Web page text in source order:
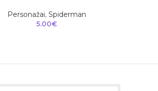
Personažai, Spiderman
5.00€